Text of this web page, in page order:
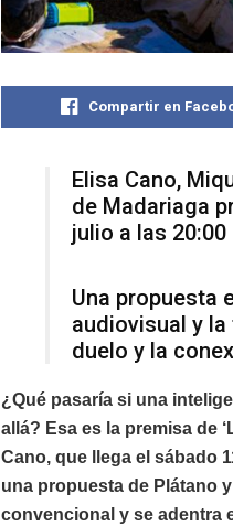
Compartir en
Elisa Cano,
de Madariaga
julio a las 20:00
Una propuesta
audiovisual y
duelo y la
¿Qué pasaría si una
allá? Esa es la premisa de
Cano, que llega el sábado
una propuesta de Plátano
convencional y se adentra